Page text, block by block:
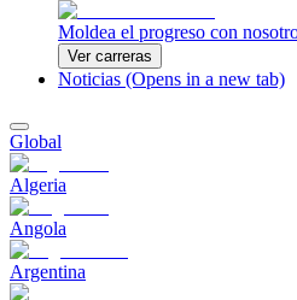
Moldea el progreso con
Ver carreras
Noticias (Opens in a new tab)
Global
Algeria
Angola
Argentina